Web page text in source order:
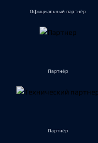
Официальный партнёр
Партнёр
Партнёр